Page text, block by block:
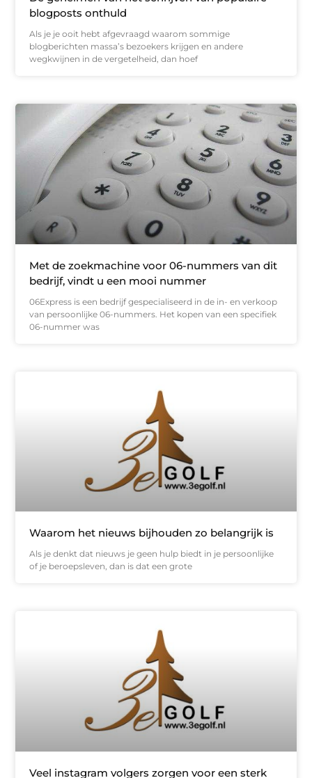
blogposts onthuld
Als je je ooit hebt afgevraagd waarom sommige
blogberichten massa’s bezoekers krijgen en andere
wegkwijnen in de vergetelheid, dan hoef
Met de zoekmachine voor 06-nummers van dit
bedrijf, vindt u een mooi nummer
06Express is een bedrijf gespecialiseerd in de in- en verkoop
van persoonlijke 06-nummers. Het kopen van een specifiek
06-nummer was
Waarom het nieuws bijhouden zo belangrijk is
Als je denkt dat nieuws je geen hulp biedt in je persoonlijke
of je beroepsleven, dan is dat een grote
Veel instagram volgers zorgen voor een sterk